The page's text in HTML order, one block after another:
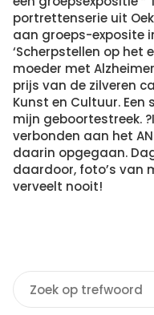
portrettenserie uit
aan groeps-exposite
‘Scherpstellen op het
moeder met
prijs van de zilveren
Kunst en Cultuur. Een
mijn geboortestreek.
verbonden aan het
daarin opgegaan.
daardoor, foto’s van
verveelt nooit!